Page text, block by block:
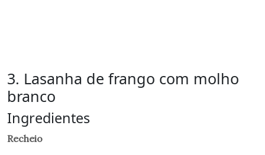
3. Lasanha de frango com molho
branco
Ingredientes
Recheio